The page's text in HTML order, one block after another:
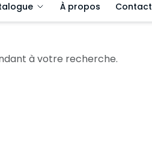
À propos Contact
à votre recherche.